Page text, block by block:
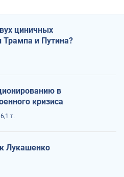
циничных
Трампа и Путина?
в
кризиса
т.
Лукашенко